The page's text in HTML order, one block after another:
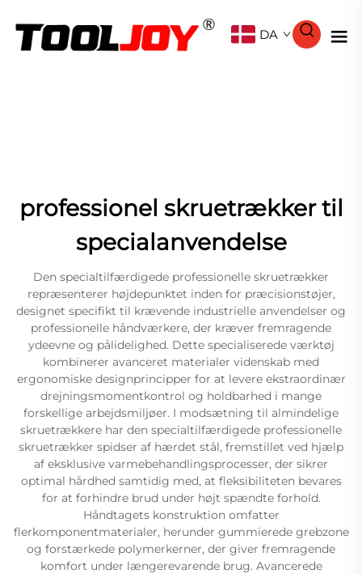
DA
professionel skruetrækker til
specialanvendelse
Den specialtilfærdigede professionelle skruetrækker
repræsenterer højdepunktet inden for præcisionstøjer,
designet specifikt til krævende industrielle anvendelser og
professionelle håndværkere, der kræver fremragende
ydeevne og pålidelighed. Dette specialiserede værktøj
kombinerer avanceret materialer videnskab med
ergonomiske designprincipper for at levere ekstraordinær
drejningsmomentkontrol og holdbarhed i mange
forskellige arbejdsmiljøer. I modsætning til almindelige
skruetrækkere har den specialtilfærdigede professionelle
skruetrækker spidser af hærdet stål, fremstillet ved hjælp
af eksklusive varmebehandlingsprocesser, der sikrer
optimal hårdhed samtidig med, at fleksibiliteten bevares
for at forhindre brud under højt spændte forhold.
Håndtagets konstruktion omfatter
flerkomponentmaterialer, herunder gummierede grebzone
og forstærkede polymerkerner, der giver fremragende
komfort under længerevarende brug. Avancerede